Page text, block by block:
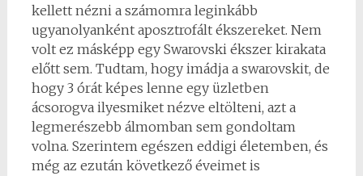
kellett nézni a számomra leginkább
ugyanolyanként aposztrofált ékszereket. Nem
volt ez másképp egy Swarovski ékszer kirakata
előtt sem. Tudtam, hogy imádja a swarovskit, de
hogy 3 órát képes lenne egy üzletben
ácsorogva ilyesmiket nézve eltölteni, azt a
legmerészebb álmomban sem gondoltam
volna. Szerintem egészen eddigi életemben, és
még az ezután következő éveimet is